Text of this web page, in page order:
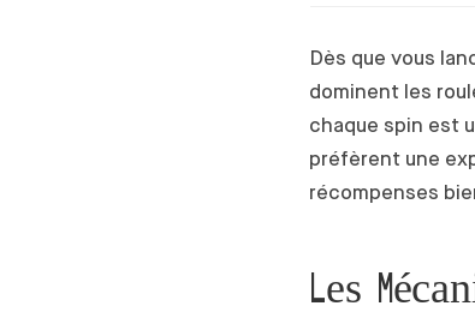
Dès que vous
dominent les
chaque spin est
préfèrent une
récompenses
Les